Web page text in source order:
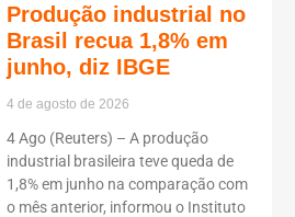
Produção industrial no
Brasil recua 1,8% em
junho, diz IBGE
4 de agosto de 2026
4 Ago (Reuters) – A produção
industrial brasileira teve queda de
1,8% em junho na comparação com
o mês anterior, informou o Instituto